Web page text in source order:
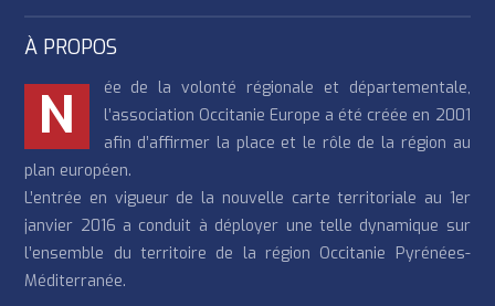
À PROPOS
N
ée de la volonté régionale et départementale,
l’association Occitanie Europe a été créée en 2001
afin d’affirmer la place et le rôle de la région au
plan européen.
L’entrée en vigueur de la nouvelle carte territoriale au 1er
janvier 2016 a conduit à déployer une telle dynamique sur
l’ensemble du territoire de la région Occitanie Pyrénées-
Méditerranée.